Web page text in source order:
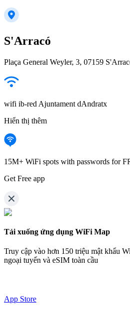
S'Arracó
Plaça General Weyler, 3, 07159
wifi ib-red Ajuntament dAndratx
Hiển thị thêm
15M+ WiFi spots with passwords for
Get Free app
Tải xuống ứng dụng WiFi Map
Truy cập vào hơn 150 triệu mật khẩu
ngoại tuyến và eSIM toàn cầu
App Store